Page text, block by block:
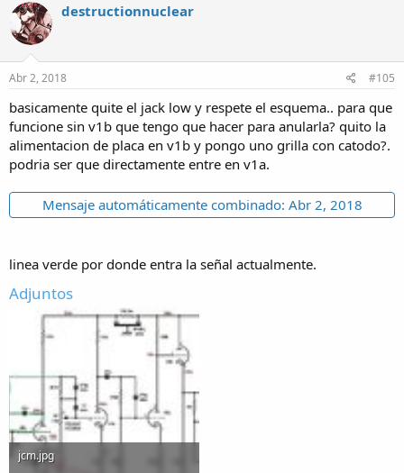
c
t
i
o
n
s
destructionnuclear
Abr 2, 2018 #105
basicamente quite el jack low y respete el esquema.. para que
funcione sin v1b que tengo que hacer para anularla? quito la
alimentacion de placa en v1b y pongo uno grilla con catodo?.
podria ser que directamente entre en v1a.
Mensaje automáticamente combinado: Abr 2, 2018
linea verde por donde entra la señal actualmente.
Adjuntos
jcm.jpg